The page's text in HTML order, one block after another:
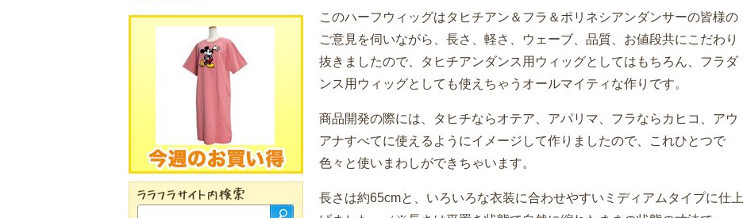
このハーフウィッグはタヒチアン＆フラ＆ポリネシアンダンサーの皆様の
ご意見を伺いながら、長さ、軽さ、ウェーブ、品質、お値段共にこだわり
抜きましたので、タヒチアンダンス用ウィッグとしてはもちろん、フラダ
ンス用ウィッグとしても使えちゃうオールマイティな作りです。
商品開発の際には、タヒチならオテア、アパリマ、フラならカヒコ、アウ
アナすべてに使えるようにイメージして作りましたので、これひとつで
色々と使いまわしができちゃいます。
長さは約65cmと、いろいろな衣装に合わせやすいミディアムタイプに仕上